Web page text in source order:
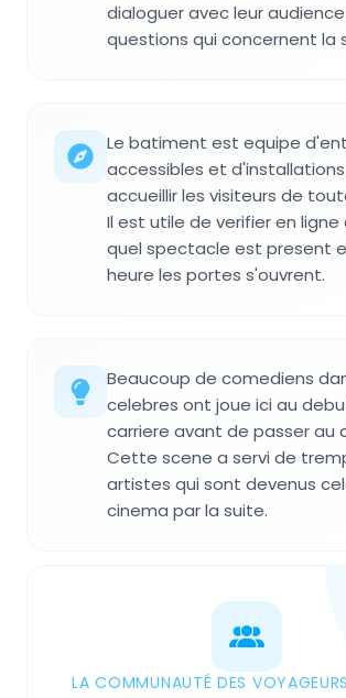
dialoguer avec leur
questions qui concernent la
Le batiment est equipe
accessibles et
accueillir les visiteurs de
Il est utile de verifier en ligne
quel spectacle est present
heure les portes s'ouvrent.
Beaucoup de comediens
celebres ont joue ici au
carriere avant de passer au
Cette scene a servi de
artistes qui sont devenus
cinema par la suite.
LA COMMUNAUTÉ DES